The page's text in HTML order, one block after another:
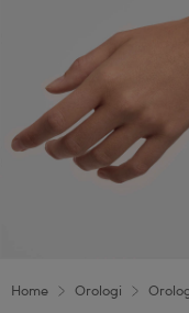
Home Orologi